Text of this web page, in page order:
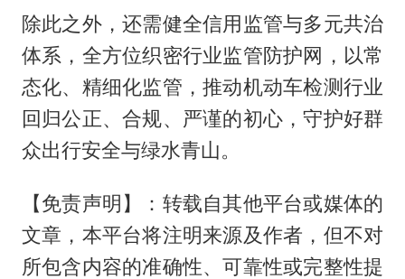
除此之外，还需健全信用监管与多元共治
体系，全方位织密行业监管防护网，以常
态化、精细化监管，推动机动车检测行业
回归公正、合规、严谨的初心，守护好群
众出行安全与绿水青山。
【免责声明】：转载自其他平台或媒体的
文章，本平台将注明来源及作者，但不对
所包含内容的准确性、可靠性或完整性提